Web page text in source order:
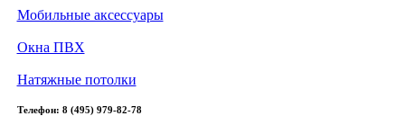
Мобильные аксессуары
Окна ПВХ
Натяжные потолки
Телефон: 8 (495) 979-82-78